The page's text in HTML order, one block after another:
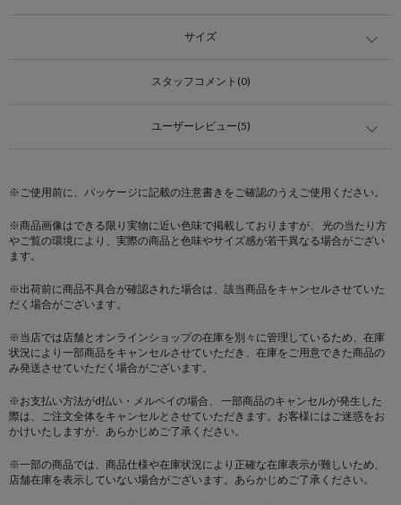
サイズ
スタッフコメント(0)
ユーザーレビュー(5)
※ご使用前に、パッケージに記載の注意書きをご確認のうえご使用ください。
※商品画像はできる限り実物に近い色味で掲載しておりますが、 光の当たり方
やご覧の環境により、実際の商品と色味やサイズ感が若干異なる場合がござい
ます。
※出荷前に商品不具合が確認された場合は、該当商品をキャンセルさせていた
だく場合がございます。
※当店では店舗とオンラインショップの在庫を別々に管理しているため、在庫
状況により一部商品をキャンセルさせていただき、在庫をご用意できた商品の
み発送させていただく場合がございます。
※お支払い方法がd払い・メルペイの場合、 一部商品のキャンセルが発生した
際は、ご注文全体をキャンセルとさせていただきます。お客様にはご迷惑をお
かけいたしますが、あらかじめご了承ください。
※一部の商品では、商品仕様や在庫状況により正確な在庫表示が難しいため、
店舗在庫を表示していない場合がございます。あらかじめご了承ください。